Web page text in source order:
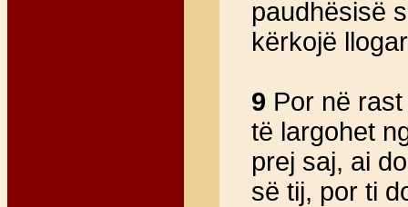
paudhësisë
kërkojë
9 Por në
të largohet
prej saj, ai
së tij, por ti